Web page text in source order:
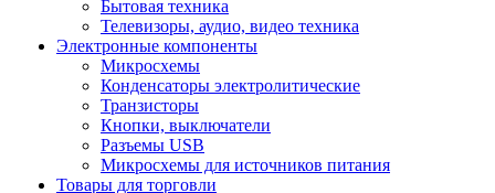
Бытовая техника
Телевизоры, аудио, видео техника
Электронные компоненты
Микросхемы
Конденсаторы электролитические
Транзисторы
Кнопки, выключатели
Разъемы USB
Микросхемы для источников питания
Товары для торговли